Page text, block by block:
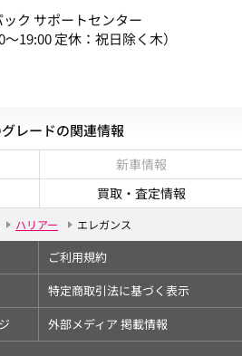
ク サポートセンター
～19:00 定休：祝日除く木）
レードの関連情報
新車情報
買取・査定情報
ハリアー エレガンス
ご利用規約
特定商取引法に基づく表示
外部メディア 掲載情報